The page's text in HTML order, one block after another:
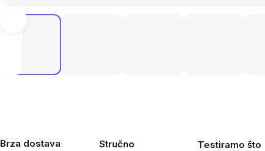
Brza dostava
Stručno
Testiramo što